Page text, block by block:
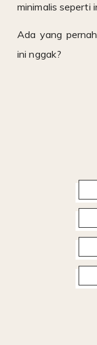
minimalis seperti
Ada yang
ini nggak?